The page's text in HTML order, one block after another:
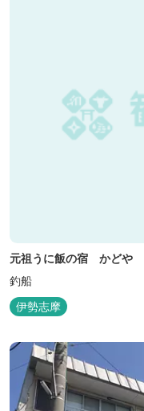
元祖うに飯の宿 かどや
釣船
伊勢志摩